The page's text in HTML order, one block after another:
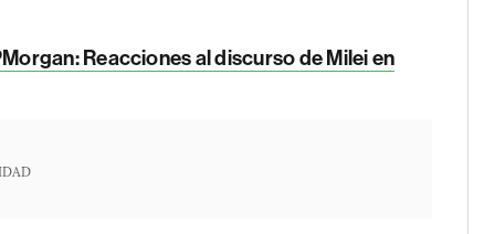
Reacciones al discurso de Milei en